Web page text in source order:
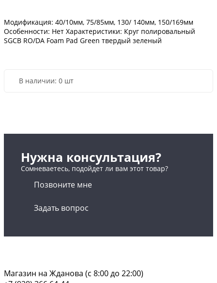
Модификация: 40/10мм, 75/85мм, 130/ 140мм, 150/169мм
Особенности: Нет Характеристики: Круг полировальный
SGCB RO/DA Foam Pad Green твердый зеленый
В наличии: 0 шт
Нужна консультация?
Сомневаетесь, подойдет ли вам этот товар?
Позвоните мне
Задать вопрос
Магазин на Жданова (c 8:00 до 22:00)